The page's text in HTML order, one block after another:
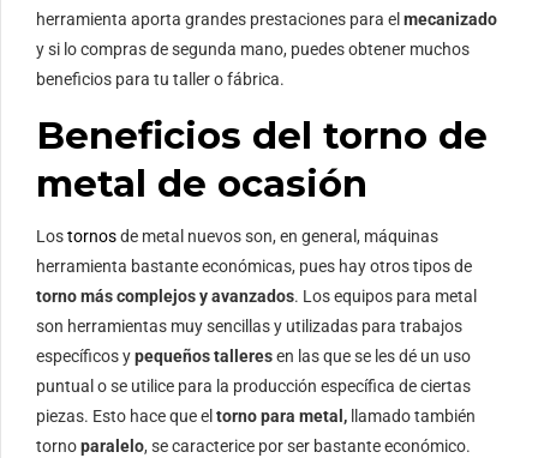
herramienta aporta grandes prestaciones para el mecanizado
y si lo compras de segunda mano, puedes obtener muchos
beneficios para tu taller o fábrica.
Beneficios del torno de
metal de ocasión
Lostornosde metal nuevos son, en general, máquinas
herramienta bastante económicas, pues hay otros tipos de
torno más complejos y avanzados. Los equipos para metal
son herramientas muy sencillas y utilizadas para trabajos
específicos ypequeños talleresen las que se les dé un uso
puntual o se utilice para la producción específica de ciertas
piezas. Esto hace que el torno para metal, llamado también
tornoparalelo, se caracterice por ser bastante económico.